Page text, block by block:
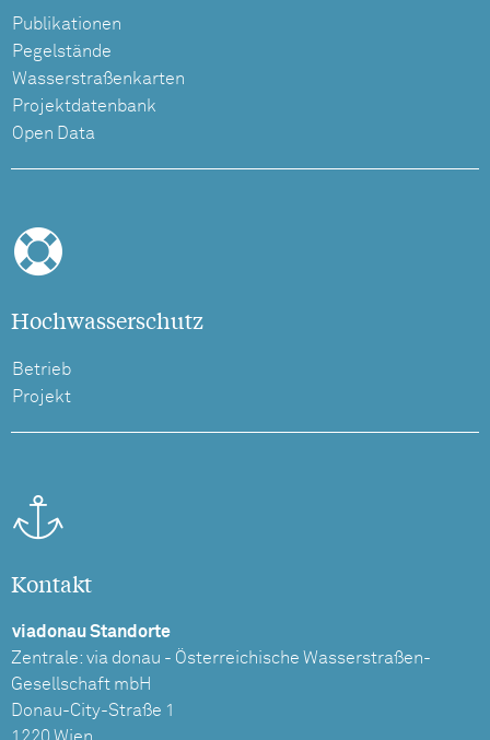
Publikationen
Pegelstände
Wasserstraßenkarten
Projektdatenbank
Open Data
Hochwasserschutz
Betrieb
Projekt
Kontakt
viadonau Standorte
Zentrale: via donau - Österreichische Wasserstraßen-
Gesellschaft mbH
Donau-City-Straße 1